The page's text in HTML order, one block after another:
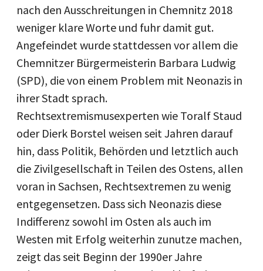
nach den Ausschreitungen in Chemnitz 2018
weniger klare Worte und fuhr damit gut.
Angefeindet wurde stattdessen vor allem die
Chemnitzer Bürgermeisterin Barbara Ludwig
(SPD), die von einem Problem mit Neonazis in
ihrer Stadt sprach.
Rechtsextremismusexperten wie Toralf Staud
oder Dierk Borstel weisen seit Jahren darauf
hin, dass Politik, Behörden und letztlich auch
die Zivilgesellschaft in Teilen des Ostens, allen
voran in Sachsen, Rechtsextremen zu wenig
entgegensetzen. Dass sich Neonazis diese
Indifferenz sowohl im Osten als auch im
Westen mit Erfolg weiterhin zunutze machen,
zeigt das seit Beginn der 1990er Jahre